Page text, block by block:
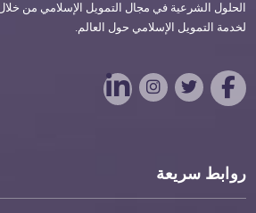
الحلول الشرعية في مجال التمويل الإسلامي من
لخدمة التمويل الإسلامي حول العالم.
روابط سريعة